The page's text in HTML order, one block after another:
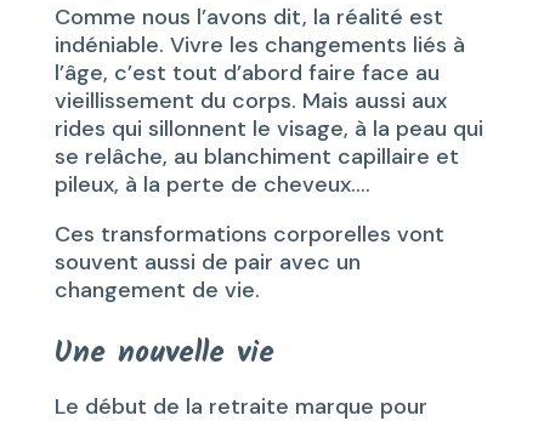
Comme nous l’avons dit, la réalité est
indéniable. Vivre les changements liés à
l’âge, c’est tout d’abord faire face au
vieillissement du corps. Mais aussi aux
rides qui sillonnent le visage, à la peau qui
se relâche, au blanchiment capillaire et
pileux, à la perte de cheveux….
Ces transformations corporelles vont
souvent aussi de pair avec un
changement de vie.
Une nouvelle vie
Le début de la retraite marque pour